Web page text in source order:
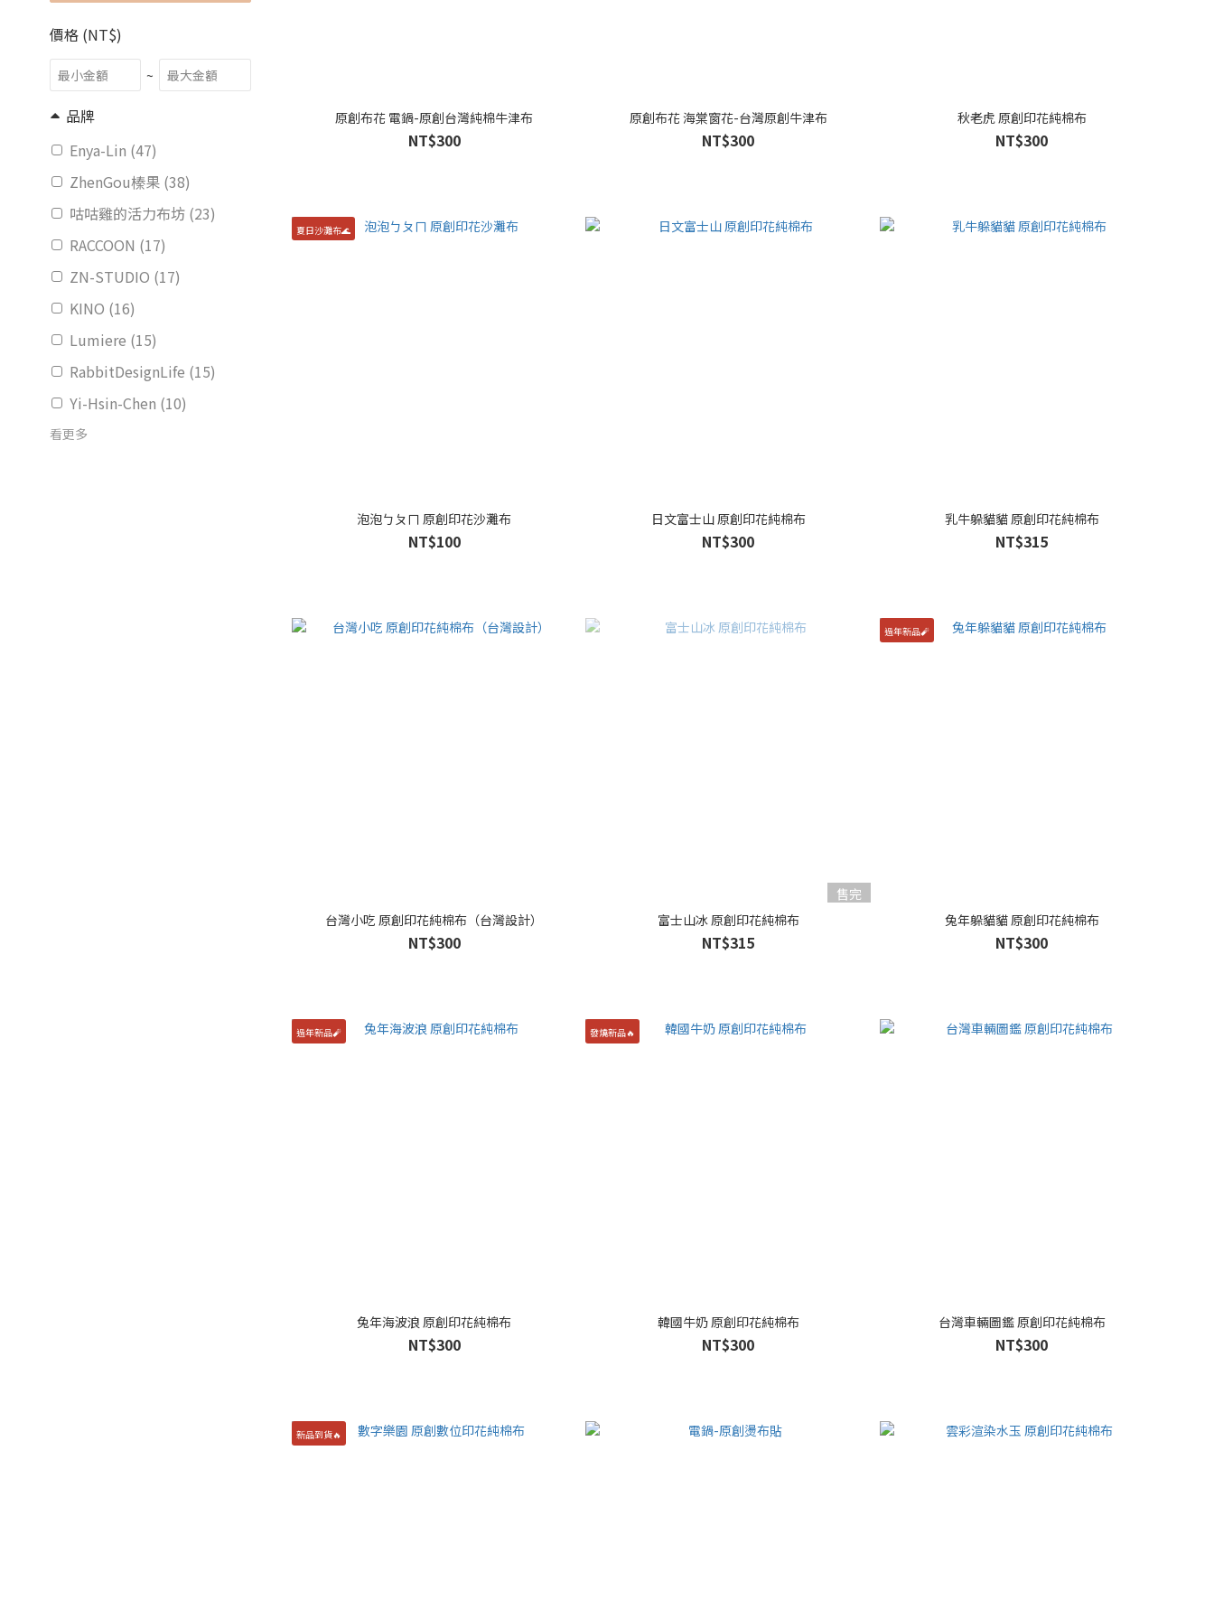
價格 (NT$)
~
品牌
Enya-Lin (47)
ZhenGou榛果 (38)
咕咕雞的活力布坊 (23)
RACCOON (17)
ZN-STUDIO (17)
KINO (16)
Lumiere (15)
RabbitDesignLife (15)
Yi-Hsin-Chen (10)
看更多
原創布花 電鍋-原創台灣純棉牛津布
NT$300
原創布花 海棠窗花-台灣原創牛津布
NT$300
秋老虎 原創印花純棉布
NT$300
夏日沙灘布🌊
泡泡ㄅㄆㄇ 原創印花沙灘布
NT$100
日文富士山 原創印花純棉布
NT$300
乳牛躲貓貓 原創印花純棉布
NT$315
台灣小吃 原創印花純棉布（台灣設計）
NT$300
售完
富士山冰 原創印花純棉布
NT$315
過年新品🧨
兔年躲貓貓 原創印花純棉布
NT$300
過年新品🧨
兔年海波浪 原創印花純棉布
NT$300
發燒新品🔥
韓國牛奶 原創印花純棉布
NT$300
台灣車輛圖鑑 原創印花純棉布
NT$300
新品到貨🔥